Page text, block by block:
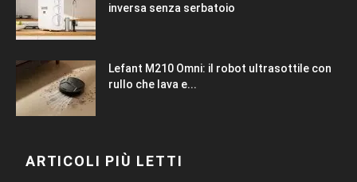
inversa senza serbatoio
Lefant M210 Omni: il robot ultrasottile con
rullo che lava e...
ARTICOLI PIÙ LETTI